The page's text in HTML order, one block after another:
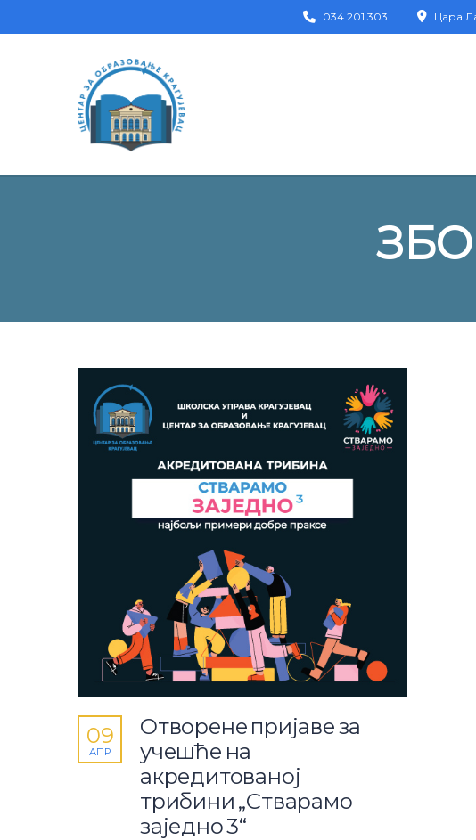
Цара
034 201 303
Отворене пријаве за
учешће на
акредитованој
трибини „Стварамо
заједно 3“
09
АПР